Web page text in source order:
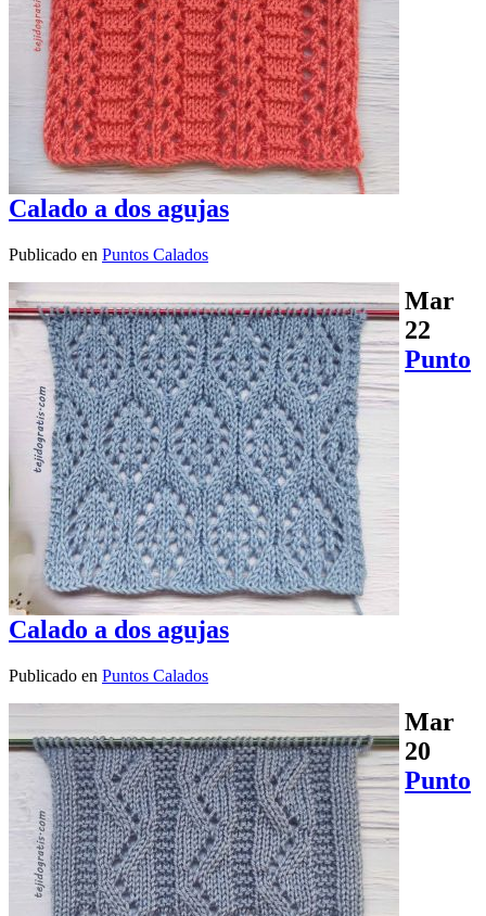
Calado a dos agujas
Publicado en Puntos Calados
Mar
22
Punto
Calado a dos agujas
Publicado en Puntos Calados
Mar
20
Punto